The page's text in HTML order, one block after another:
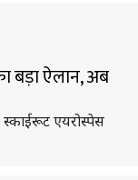
बड़ा ऐलान, अब
एयरोस्पेस